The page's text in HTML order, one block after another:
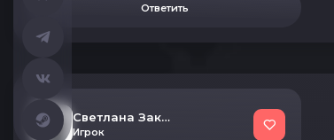
Ответить
Светлана Закирова
Игрок